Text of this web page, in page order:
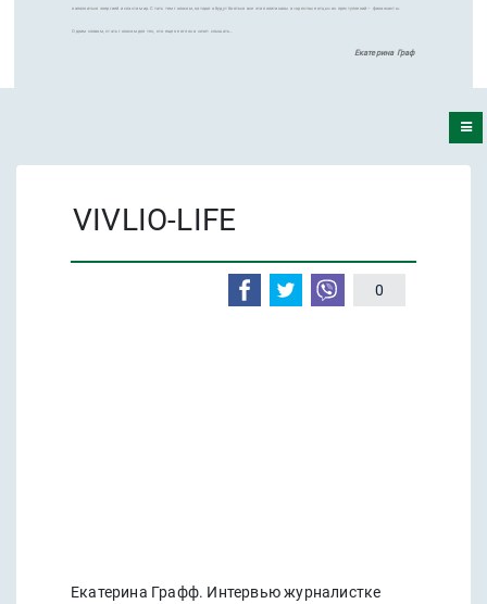
наполниться энергией и спасти мир. Стать тем голосом, которого будут бояться все эти политиканы и «крестные отцы» их преступлений – финансисты.
Одним словом, стать голосом для тех, кто еще не оглох и хочет слышать…
Екатерина Граф
VIVLIO-LIFE
0
Екатерина Графф. Интервью журналистке